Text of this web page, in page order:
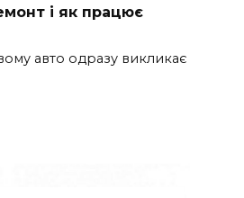
і як працює
авто одразу викликає